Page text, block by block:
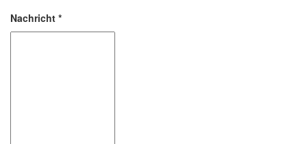
Nachricht *